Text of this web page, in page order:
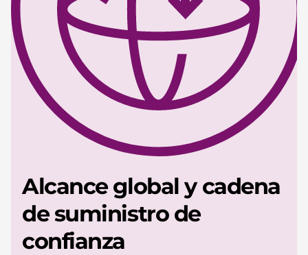
Alcance global y cadena
de suministro de
confianza